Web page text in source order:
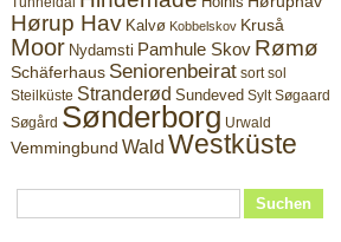
Hørup Hav Kalvø Kobbelskov Kruså
Moor Nydamsti Pamhule Skov Rømø
Schäferhaus Seniorenbeirat sort sol
Steilküste Stranderød Sundeved Sylt Søgaard
Søgård Sønderborg Urwald
Vemmingbund Wald Westküste
Suchen